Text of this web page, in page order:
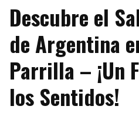
Descubre el
de Argentina
Parrilla – ¡Un
los Sentidos!